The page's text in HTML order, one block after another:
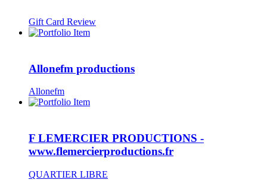
Gift Card Review
Allonefm productions
Allonefm
F LEMERCIER PRODUCTIONS -
www.flemercierproductions.fr
QUARTIER LIBRE